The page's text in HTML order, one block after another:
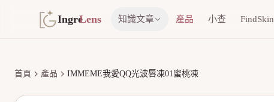
IngreLens 知識文章 產品 小查 FindSkin
首頁 產品 IMMEME我愛QQ光波唇凍01蜜桃凍